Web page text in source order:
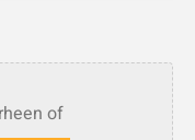
of